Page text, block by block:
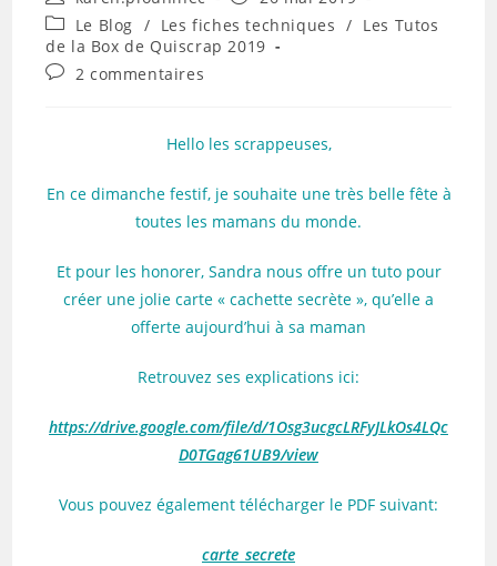
de
la
publication :
publiée :
Post
category:
Le Blog / Les fiches techniques / Les Tutos
de la Box de Quiscrap 2019
Commentaires
2 commentaires
Hello les scrappeuses,
En ce dimanche festif, je souhaite une très belle fête à
toutes les mamans du monde.
Et pour les honorer, Sandra nous offre un tuto pour
créer une jolie carte « cachette secrète », qu’elle a
offerte aujourd’hui à sa maman
Retrouvez ses explications ici:
https://drive.google.com/file/d/1Osg3ucgcLRFyJLkOs4LQc
D0TGag61UB9/view
Vous pouvez également télécharger le PDF suivant:
carte_secrete